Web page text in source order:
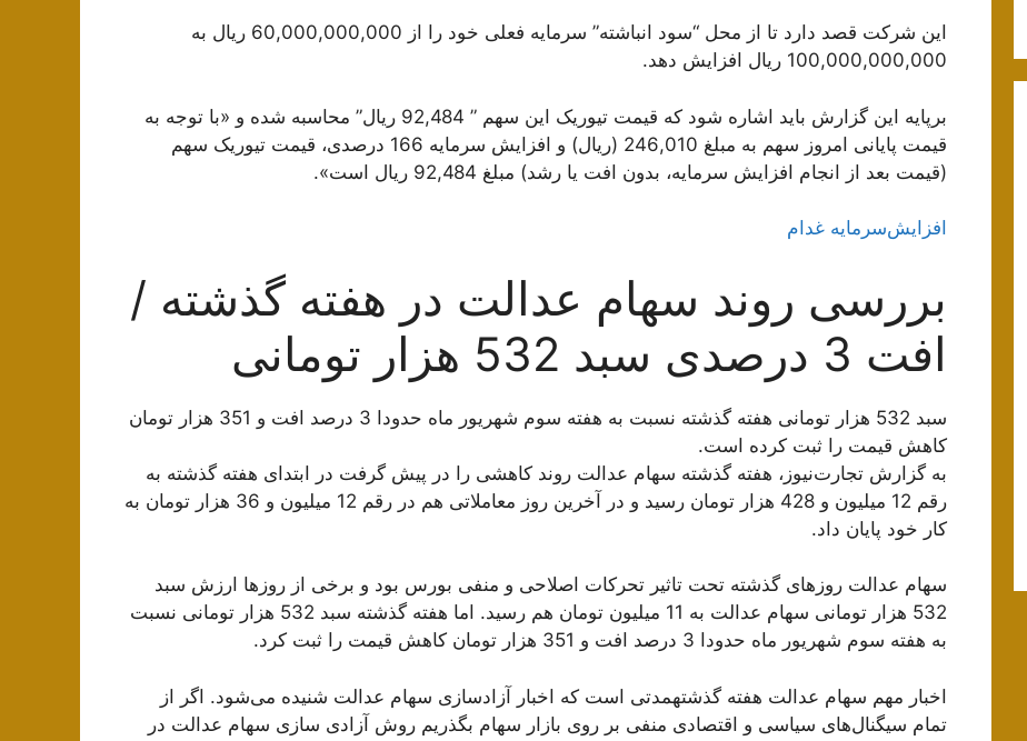
این شرکت قصد دارد تا از محل “سود انباشته” سرمایه فعلی خود را از 60,000,000,000 ریال به
100,000,000,000 ریال افزایش دهد.
برپایه این گزارش باید اشاره شود که قیمت تيوریک این سهم ” 92,484 ریال” محاسبه شده و «با توجه به
قیمت پایانی امروز سهم به مبلغ 246,010 (ریال) و افزایش سرمایه 166 درصدی، قیمت تيوریک سهم
(قیمت بعد از انجام افزایش سرمایه، بدون افت یا رشد) مبلغ 92,484 ریال است».
افزایش‌سرمایه غدام
بررسی روند سهام عدالت در هفته گذشته /
افت 3 درصدی سبد 532 هزار تومانی
سبد 532 هزار تومانی هفته گذشته نسبت به هفته سوم شهریور ماه حدودا 3 درصد افت و 351 هزار تومان
کاهش قیمت را ثبت کرده است.
به گزارش تجارت‌نیوز، هفته گذشته سهام عدالت روند کاهشی را در پیش گرفت در ابتدای هفته گذشته به
رقم 12 میلیون و 428 هزار تومان رسید و در آخرین روز معاملاتی هم در رقم 12 میلیون و 36 هزار تومان به
کار خود پایان داد.
سهام عدالت روزهای گذشته تحت تاثیر تحرکات اصلاحی و منفی بورس بود و برخی از روزها ارزش سبد
532 هزار تومانی سهام عدالت به 11 میلیون تومان هم رسید. اما هفته گذشته سبد 532 هزار تومانی نسبت
به هفته سوم شهریور ماه حدودا 3 درصد افت و 351 هزار تومان کاهش قیمت را ثبت کرد.
اخبار مهم سهام عدالت هفته گذشتهمدتی است که اخبار آزادسازی سهام عدالت شنیده می‌شود. اگر از
تمام سیگنال‌های سیاسی و اقتصادی منفی بر روی بازار سهام بگذریم روش آزادی سازی سهام عدالت در